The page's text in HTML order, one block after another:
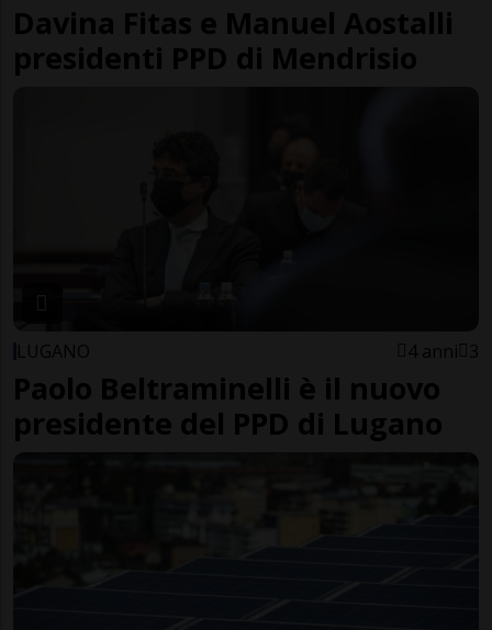
Davina Fitas e Manuel Aostalli
presidenti PPD di Mendrisio
LUGANO 4 anni 3
Paolo Beltraminelli è il nuovo
presidente del PPD di Lugano